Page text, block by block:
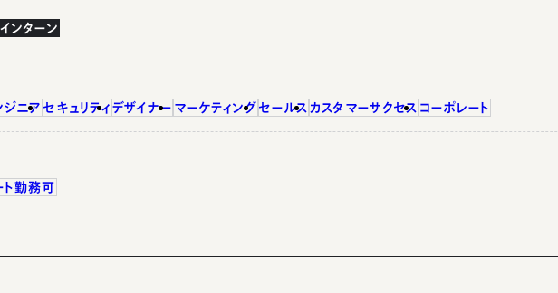
ンターン
ジニア セキュリティ デザイナー マーケティング セールス カスタマーサクセス コーポレート
ト勤務可